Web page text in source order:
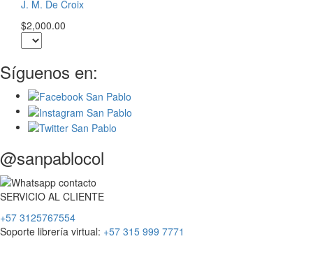
J. M. De Croix
$2,000.00
Síguenos en:
@sanpablocol
SERVICIO AL CLIENTE
+57 3125767554
Soporte librería virtual: +57 315 999 7771